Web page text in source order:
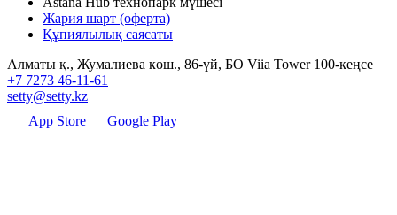
Жария шарт (оферта)
Құпиялылық саясаты
Алматы қ., Жумалиева көш., 86-үй, БО Viia Tower 100-кеңсе
+7 7273 46-11-61
setty@setty.kz
App Store
Google Play